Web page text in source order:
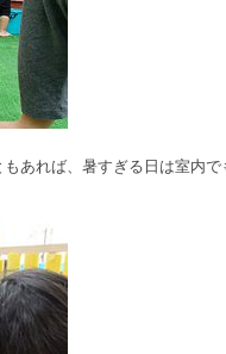
あれば、暑すぎる日は室内で